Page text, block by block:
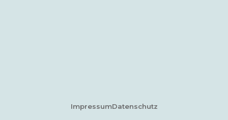
ImpressumDatenschutz